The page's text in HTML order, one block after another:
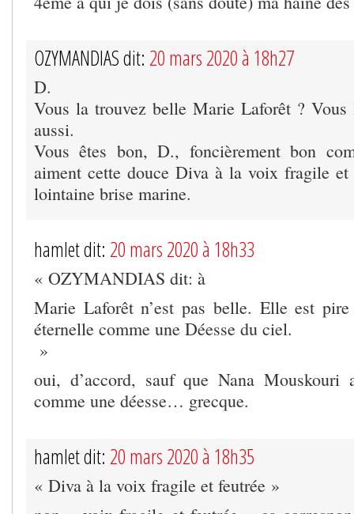
OZYMANDIAS dit: 20 mars 2020 à 18h27
D.
Vous la trouvez belle Marie Laforêt ?
aussi.
Vous êtes bon, D., foncièrement bon
aiment cette douce Diva à la voix fragile et
lointaine brise marine.
hamlet dit: 20 mars 2020 à 18h33
« OZYMANDIAS dit: à
Marie Laforêt n’est pas belle. Elle est
éternelle comme une Déesse du ciel.
»
oui, d’accord, sauf que Nana Mouskouri
comme une déesse… grecque.
hamlet dit: 20 mars 2020 à 18h35
« Diva à la voix fragile et feutrée »